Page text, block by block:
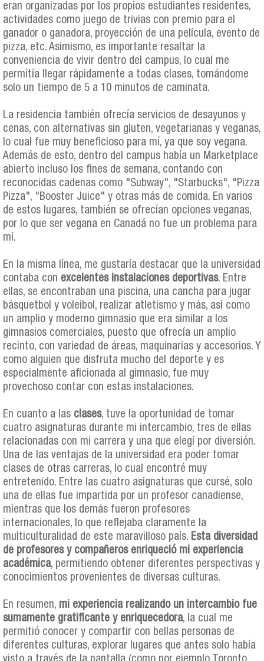
eran organizadas por los propios estudiantes residentes,
actividades como juego de trivias con premio para el
ganador o ganadora, proyección de una película, evento de
pizza, etc. Asimismo, es importante resaltar la
conveniencia de vivir dentro del campus, lo cual me
permitía llegar rápidamente a todas clases, tomándome
solo un tiempo de 5 a 10 minutos de caminata.
La residencia también ofrecía servicios de desayunos y
cenas, con alternativas sin gluten, vegetarianas y veganas,
lo cual fue muy beneficioso para mí, ya que soy vegana.
Además de esto, dentro del campus había un Marketplace
abierto incluso los fines de semana, contando con
reconocidas cadenas como "Subway", "Starbucks", "Pizza
Pizza", "Booster Juice" y otras más de comida. En varios
de estos lugares, también se ofrecían opciones veganas,
por lo que ser vegana en Canadá no fue un problema para
mí.
En la misma línea, me gustaría destacar que la universidad
contaba con excelentes instalaciones deportivas. Entre
ellas, se encontraban una piscina, una cancha para jugar
básquetbol y voleibol, realizar atletismo y más, así como
un amplio y moderno gimnasio que era similar a los
gimnasios comerciales, puesto que ofrecía un amplio
recinto, con variedad de áreas, maquinarias y accesorios. Y
como alguien que disfruta mucho del deporte y es
especialmente aficionada al gimnasio, fue muy
provechoso contar con estas instalaciones.
En cuanto a las clases, tuve la oportunidad de tomar
cuatro asignaturas durante mi intercambio, tres de ellas
relacionadas con mi carrera y una que elegí por diversión.
Una de las ventajas de la universidad era poder tomar
clases de otras carreras, lo cual encontré muy
entretenido. Entre las cuatro asignaturas que cursé, solo
una de ellas fue impartida por un profesor canadiense,
mientras que los demás fueron profesores
internacionales, lo que reflejaba claramente la
multiculturalidad de este maravilloso país. Esta diversidad
de profesores y compañeros enriqueció mi experiencia
académica, permitiendo obtener diferentes perspectivas y
conocimientos provenientes de diversas culturas.
En resumen, mi experiencia realizando un intercambio fue
sumamente gratificante y enriquecedora, la cual me
permitió conocer y compartir con bellas personas de
diferentes culturas, explorar lugares que antes solo había